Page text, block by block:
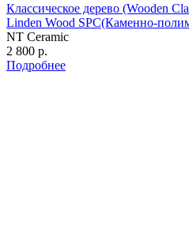
Классическое дерево (Wooden
Linden Wood SPC(Каменно-
NT Ceramic
2 800 р.
Подробнее